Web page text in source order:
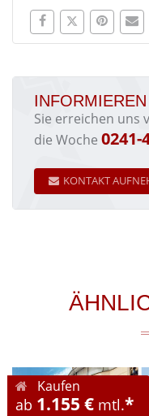
Sie erreichen uns
die Woche 0241-
KONTAKT
Kaufen
ab 1.155 € mtl.*